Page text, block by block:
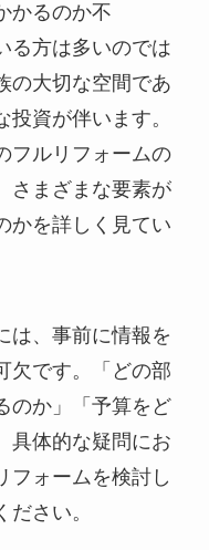
かるのか不
方は多いのでは
の大切な空間であ
資が伴います。
フルリフォームの
さまざまな要素が
かを詳しく見てい
は、事前に情報を
欠です。「どの部
のか」「予算をど
具体的な疑問にお
フォームを検討し
さい。